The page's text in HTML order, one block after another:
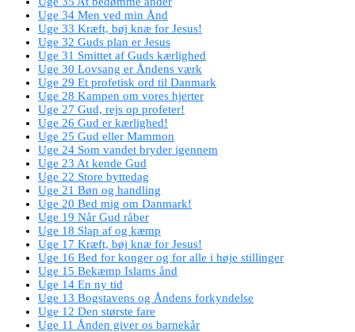
Uge 34 Men ved min Ånd
Uge 33 Kræft, bøj knæ for Jesus!
Uge 32 Guds plan er Jesus
Uge 31 Smittet af Guds kærlighed
Uge 30 Lovsang er Åndens værk
Uge 29 Et profetisk ord til Danmark
Uge 28 Kampen om vores hjerter
Uge 27 Gud, rejs op profeter!
Uge 26 Gud er kærlighed!
Uge 25 Gud eller Mammon
Uge 24 Som vandet bryder igennem
Uge 23 At kende Gud
Uge 22 Store byttedag
Uge 21 Bøn og handling
Uge 20 Bed mig om Danmark!
Uge 19 Når Gud råber
Uge 18 Slap af og kæmp
Uge 17 Kræft, bøj knæ for Jesus!
Uge 16 Bed for konger og for alle i høje stillinger
Uge 15 Bekæmp Islams ånd
Uge 14 En ny tid
Uge 13 Bogstavens og Åndens forkyndelse
Uge 12 Den største fare
Uge 11 Ånden giver os barnekår